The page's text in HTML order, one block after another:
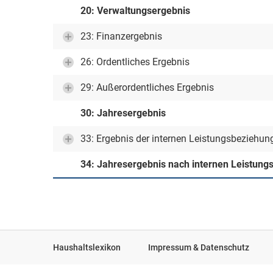
20: Verwaltungsergebnis
23: Finanzergebnis
26: Ordentliches Ergebnis
29: Außerordentliches Ergebnis
30: Jahresergebnis
33: Ergebnis der internen
34: Jahresergebnis nach internen
Haushaltslexikon Impressum & Datenschutz